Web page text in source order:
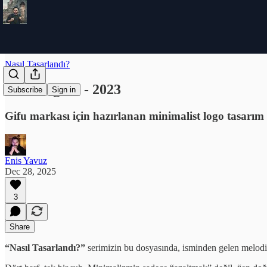
Subscribe Sign in
Nasıl Tasarlandı?
Gifu Logosu - 2023
Gifu markası için hazırlanan minimalist logo
Enis Yavuz
Dec 28, 2025
3
Share
“Nasıl Tasarlandı?” serimizin bu dosyasında, isminden gelen